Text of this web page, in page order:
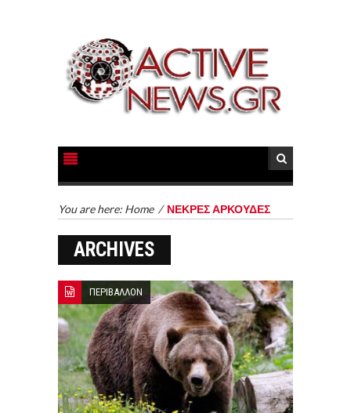
You are here: Home / ΝΕΚΡΕΣ ΑΡΚΟΥΔΕΣ
ARCHIVES
ΠΕΡΙΒΑΛΛΟΝ